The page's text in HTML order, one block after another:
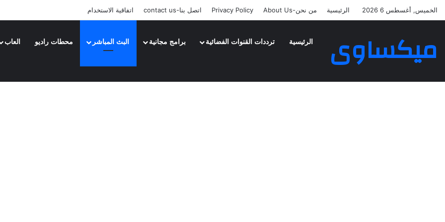
الخميس, أغسطس 6 2026 الرئيسية من نحن-About Us Privacy Policy اتصل بنا-contact us اتفاقية الاستخدام
ميكساوى الرئيسية ترددات القنوات الفضائية برامج مجانية البث المباشر محطات راديو العاب